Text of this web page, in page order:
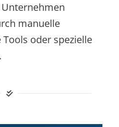
manuelle
oder spezielle